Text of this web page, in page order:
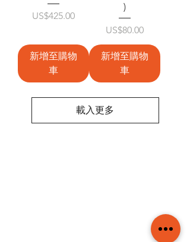
價格
US$425.00
新增至購物
車
)
價格
US$80.00
新增至購物
車
載入更多